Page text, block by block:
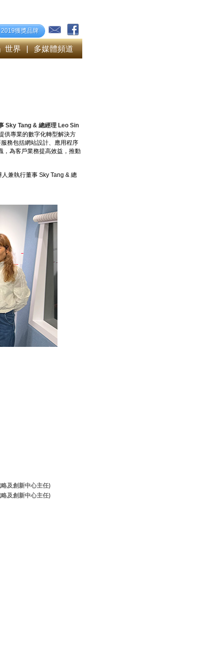
2019獲獎品牌
世界 | 多媒體頻道
Sky Tang & 總經理 Leo Sin
供專業的數字化轉型解決方
務包括網站設計、應用程序
，為客戶業務提高效益，推動
兼執行董事 Sky Tang & 總
及創新中心主任)
及創新中心主任)